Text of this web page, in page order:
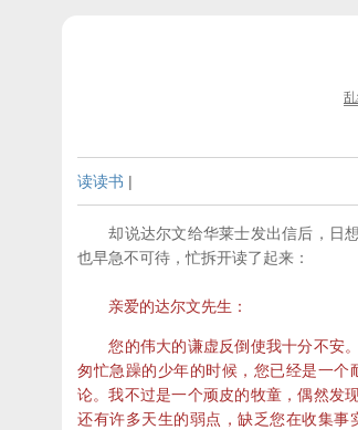
读读书 |
却说达尔文给华莱士发出信后，日想
也早急不可待，忙拆开读了起来：
亲爱的达尔文先生：
您的伟大的谦虚反倒使我十分不安。
匆忙急躁的少年的时候，您已经是一
论。我不过是一个顽皮的牧童，偶然发
还有许多天生的弱点，缺乏您在收集